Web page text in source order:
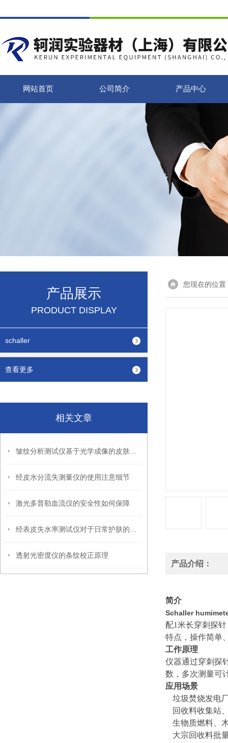
网站首页 公司简介 产品中心
产品展示
PRODUCT DISPLAY
schaller
查看更多
相关文章
经皮水分流失测量仪的使用注意细节
激光多普勒血流仪的安全性如何保障
透射光密度仪的条纹校正原理
您现在的位置
产品介绍：
简介
Schaller
配1米长穿刺探
特点，操作简单
工作原理
仪器通过穿刺探
数，多次测量可
应用场景
垃圾焚烧发电
回收料收集站
生物质燃料、
大宗回收料批